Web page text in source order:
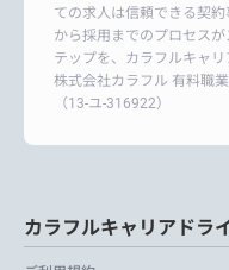
ての求人は信頼できる契
から採用までのプロセス
テップを、カラフルキャリ
株式会社カラフル 有料職
（13-ユ-316922）
カラフルキャリアドラ